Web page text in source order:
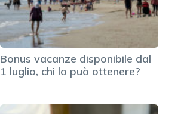
Bonus vacanze disponibile dal
1 luglio, chi lo può ottenere?